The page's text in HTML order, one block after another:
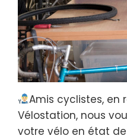
Amis cyclistes, en
Vélostation, nous
votre vélo en état